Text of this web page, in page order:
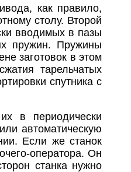
как правило,
столу. Второй
вводимых в пазы
пружин. Пружины
заготовок в этом
тарельчатых
спутника с
в периодически
автоматическую
Если же станок
оператора. Он
станка нужно